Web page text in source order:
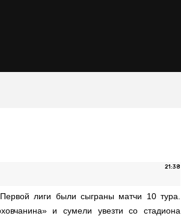
21:38
лиги были сыграны матчи 10 тура.
и сумели увезти со стадиона